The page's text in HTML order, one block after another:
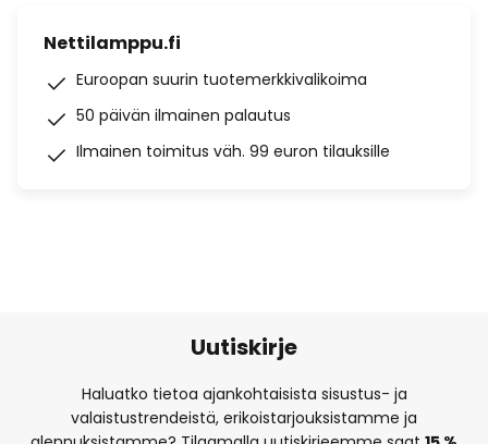
Nettilamppu.fi
Euroopan suurin tuotemerkkivalikoima
50 päivän ilmainen palautus
Ilmainen toimitus väh. 99 euron tilauksille
Uutiskirje
Haluatko tietoa ajankohtaisista sisustus- ja
valaistustrendeistä, erikoistarjouksistamme ja